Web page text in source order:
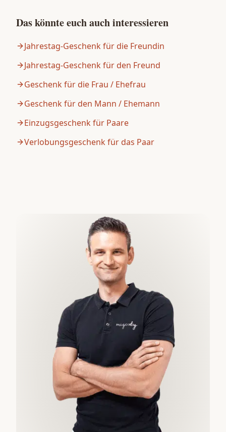
Das könnte euch auch interessieren
Jahrestag-Geschenk für die Freundin
Jahrestag-Geschenk für den Freund
Geschenk für die Frau / Ehefrau
Geschenk für den Mann / Ehemann
Einzugsgeschenk für Paare
Verlobungsgeschenk für das Paar